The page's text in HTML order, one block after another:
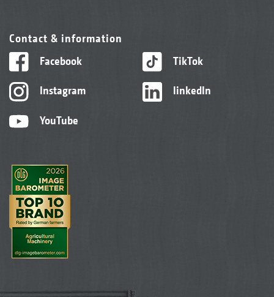
Contact & information
Facebook
Instagram
YouTube
TikTok
linkedIn